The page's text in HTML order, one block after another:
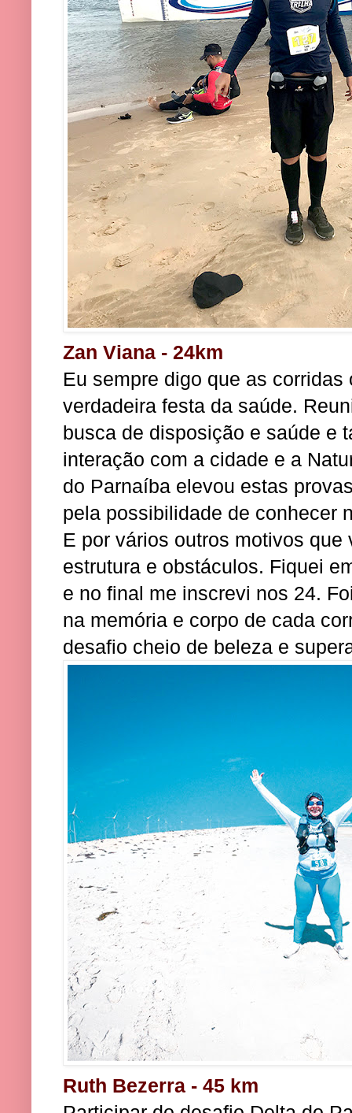
Zan Viana - 24km
Eu sempre digo que as
verdadeira festa da saúde.
busca de disposição e saúde e
interação com a cidade e a
do Parnaíba elevou estas
pela possibilidade de conhecer
E por vários outros motivos
estrutura e obstáculos. Fiquei
e no final me inscrevi nos 24.
na memória e corpo de cada
desafio cheio de beleza e
Ruth Bezerra - 45 km